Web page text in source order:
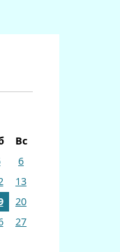
Вс
6
13
20
27